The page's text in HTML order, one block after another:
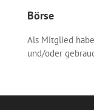
Börse
Als Mitglied
und/oder